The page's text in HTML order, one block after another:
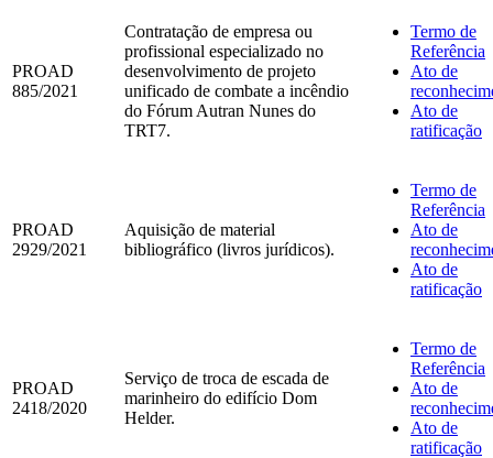
PROAD
885/2021
Contratação de empresa ou
profissional especializado no
desenvolvimento de projeto
unificado de combate a incêndio
do Fórum Autran Nunes do
TRT7.
Termo de
Referência
Ato de
Ato de
ratificação
PROAD
2929/2021
Aquisição de material
bibliográfico (livros jurídicos).
Termo de
Referência
Ato de
Ato de
ratificação
PROAD
2418/2020
Serviço de troca de escada de
marinheiro do edifício Dom
Helder.
Termo de
Referência
Ato de
Ato de
ratificação